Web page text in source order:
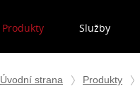
Produkty Služby
Úvodní strana Produkty